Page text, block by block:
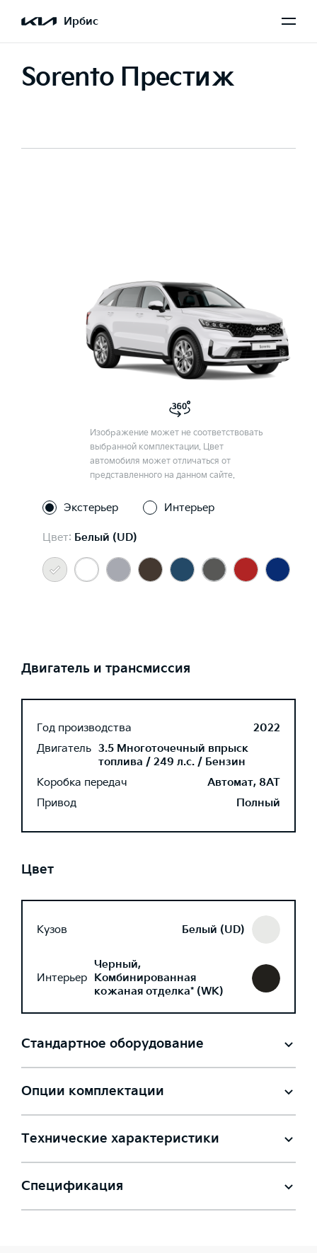
Ирбис
Sorento Престиж
Изображение может не соответствовать
выбранной комплектации. Цвет
автомобиля может отличаться от
представленного на данном сайте.
Экстерьер Интерьер
Цвет: Белый (UD)
Двигатель и трансмиссия
Год производства
2022
Двигатель 3.5 Многоточечный впрыск
топлива / 249 л.с. / Бензин
Коробка передач
Автомат, 8AT
Привод
Полный
Цвет
Кузов Белый (UD)
Интерьер
Черный,
Комбинированная
кожаная отделка* (WK)
Стандартное оборудование
Опции комплектации
Технические характеристики
Спецификация